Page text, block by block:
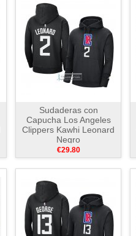
Sudaderas con
Capucha Los Angeles
Clippers Kawhi Leonard
Negro
€29.80